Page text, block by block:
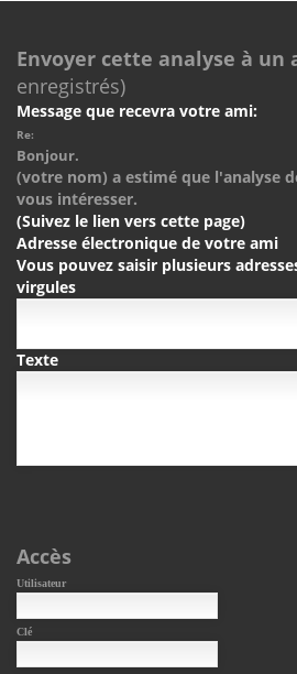
Envoyer cette analyse à un
enregistrés)
Message que recevra votre ami:
Re:
Bonjour.
(votre nom) a estimé que l'analyse
vous intéresser.
(Suivez le lien vers cette page)
Adresse électronique de votre ami
Vous pouvez saisir plusieurs
virgules
Texte
Accès
Utilisateur
Clé